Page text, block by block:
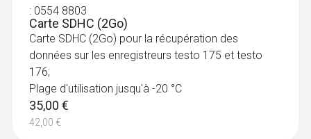
: 0554 8803
Carte SDHC (2Go)
Carte SDHC (2Go) pour la récupération des
données sur les enregistreurs testo 175 et testo
176;
Plage d'utilisation jusqu'à -20 °C
35,00 €
42,00 €